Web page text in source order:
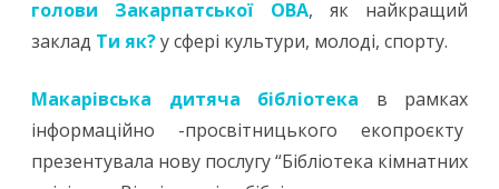
голови Закарпатської ОВА, як найкращий
заклад Ти як?у сфері культури, молоді, спорту.
Макарівська дитяча бібліотека в рамках
інформаційно -просвітницького екопроєкту
презентувала нову послугу “Бібліотека кімнатних